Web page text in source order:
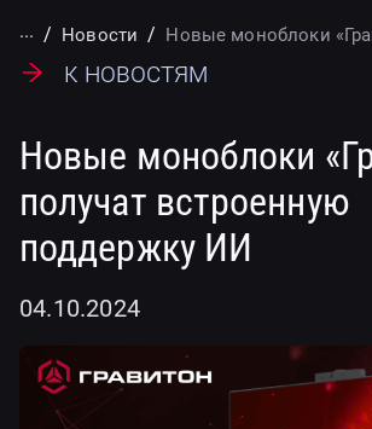
... Новости Новые моноблоки
К новостям
Новые моноблоки
получат встроенную
поддержку ИИ
04.10.2024